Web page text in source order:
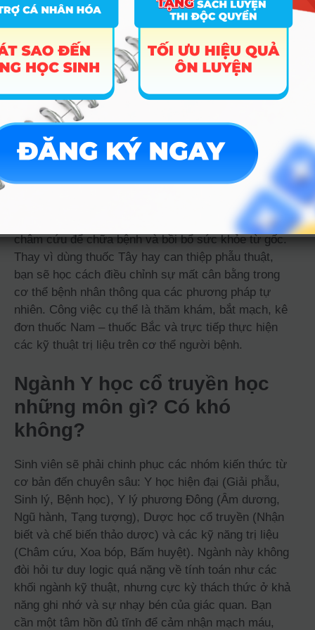
D33;
D34;
D31;
D32
Ghi chú: Dữ liệu điểm chuẩn là xét tuyển bằng
phương thức tốt nghiệp THPT
Hiểu đúng về ngành Y học cổ
Y học cổ truyền thực chất là nghề dùng các loại cây
cỏ, thảo dược kết hợp với các biện pháp bấm huyệt,
châm cứu để chữa bệnh và bồi bổ sức khỏe từ gốc.
Thay vì dùng thuốc Tây hay can thiệp phẫu thuật,
bạn sẽ học cách điều chỉnh sự mất cân bằng trong
cơ thể bệnh nhân thông qua các phương pháp tự
nhiên. Công việc cụ thể là thăm khám, bắt mạch, kê
đơn thuốc Nam – thuốc Bắc và trực tiếp thực hiện
các kỹ thuật trị liệu trên cơ thể người bệnh.
Ngành Y học cổ truyền học
những môn gì? Có khó
không?
Sinh viên sẽ phải chinh phục các nhóm kiến thức từ
cơ bản đến chuyên sâu: Y học hiện đại (Giải phẫu,
Sinh lý, Bệnh học), Y lý phương Đông (Âm dương,
Ngũ hành, Tạng tượng), Dược học cổ truyền (Nhận
biết và chế biến thảo dược) và các kỹ năng trị liệu
(Châm cứu, Xoa bóp, Bấm huyệt). Ngành này không
đòi hỏi tư duy logic quá nặng về tính toán như các
khối ngành kỹ thuật, nhưng cực kỳ thách thức ở khả
năng ghi nhớ và sự nhạy bén của giác quan. Bạn
cần một tâm hồn đủ tĩnh để cảm nhận mạch máu,